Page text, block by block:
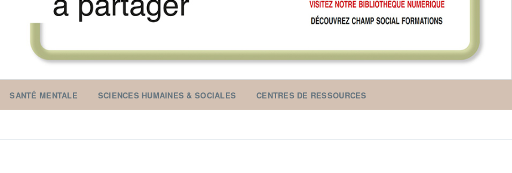
SANTÉ MENTALE SCIENCES HUMAINES & SOCIALES CENTRES DE RESSOURCES